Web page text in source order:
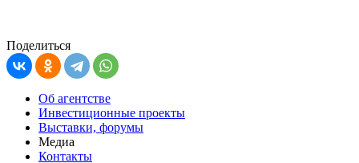
Поделиться
Об агентстве
Инвестиционные проекты
Выставки, форумы
Медиа
Контакты